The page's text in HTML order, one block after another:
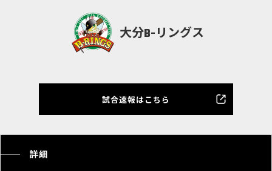
大分B-リングス
試合速報はこちら
詳細